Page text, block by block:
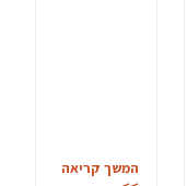
המשך קריאה